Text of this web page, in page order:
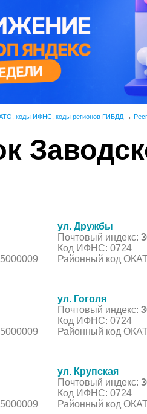
коды ИФНС, коды регионов ГИБДД →
ул. Дружбы
Почтовый индекс:
Код ИФНС: 0724
Районный код
ул. Гоголя
Почтовый индекс:
Код ИФНС: 0724
Районный код
ул. Крупская
Почтовый индекс:
Код ИФНС: 0724
Районный код